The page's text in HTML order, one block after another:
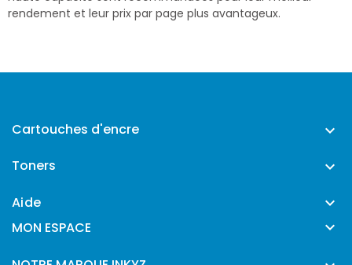
rendement et leur prix par page plus avantageux.
Cartouches d'encre 
Toners 
Aide 
MON ESPACE 